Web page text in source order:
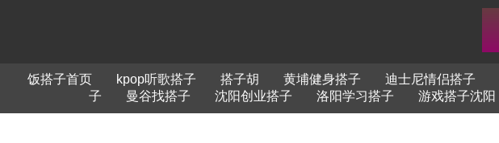
饭搭子首页 kpop听歌搭子 搭子胡 黄埔健身搭子 迪士尼情侣搭子
子
曼谷找搭子 沈阳创业搭子 洛阳学习搭子 游戏搭子沈阳